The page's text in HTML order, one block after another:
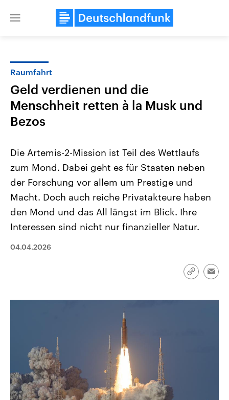
Close
Landtagswahl Sachsen-Anhalt
2026
Alle Informationen
Sachsen-Anhalt wählt am 6.
September 2026 einen neuen
Bundesland von einer Koalition aus
Umfragen, Prognosen,
Wahlprogramme, aktuelle Berichte
USA
Aktuelle Beiträge,
Hintergründe
Wirtschaftlich und
gehören die Vereinigten
mit großem Einfluss auf
Raumfahrt
Geld verdienen und die
Menschheit retten à la Musk und
Bezos
Die Artemis-2-Mission ist Teil des Wettlaufs
zum Mond. Dabei geht es für Staaten neben
der Forschung vor allem um Prestige und
Macht. Doch auch reiche Privatakteure haben
den Mond und das All längst im Blick. Ihre
Interessen sind nicht nur finanzieller Natur.
04.04.2026
Link